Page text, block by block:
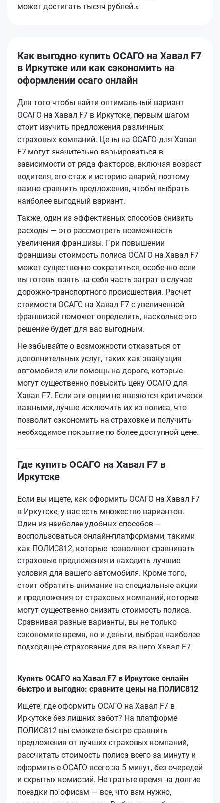
может достигать тысяч рублей.»
Как выгодно купить ОСАГО на Хавал F7
в Иркутске или как сэкономить на
оформлении осаго онлайн
Для того чтобы найти оптимальный вариант
ОСАГО на Хавал F7 в Иркутске, первым шагом
стоит изучить предложения различных
страховых компаний. Цены на ОСАГО для Хавал
F7 могут значительно варьироваться в
зависимости от ряда факторов, включая возраст
водителя, его стаж и историю аварий, поэтому
важно сравнить предложения, чтобы выбрать
наиболее выгодный вариант.
Также, один из эффективных способов снизить
расходы — это рассмотреть возможность
увеличения франшизы. При повышении
франшизы стоимость полиса ОСАГО на Хавал F7
может существенно сократиться, особенно если
вы готовы взять на себя часть затрат в случае
дорожно-транспортного происшествия. Расчет
стоимости ОСАГО на Хавал F7 с увеличенной
франшизой поможет определить, насколько это
решение будет для вас выгодным.
Не забывайте о возможности отказаться от
дополнительных услуг, таких как эвакуация
автомобиля или помощь на дороге, которые
могут существенно повысить цену ОСАГО для
Хавал F7. Если эти опции не являются критически
важными, лучше исключить их из полиса, что
позволит сэкономить на страховке и получить
необходимое покрытие по более доступной цене.
Где купить ОСАГО на Хавал F7 в
Иркутске
Если вы ищете, как оформить ОСАГО на Хавал F7
в Иркутске, у вас есть множество вариантов.
Один из наиболее удобных способов —
воспользоваться онлайн-платформами, такими
как ПОЛИС812, которые позволяют сравнивать
страховые предложения и находить лучшие
условия для вашего автомобиля. Кроме того,
стоит обратить внимание на специальные акции
и предложения от страховых компаний, которые
могут существенно снизить стоимость полиса.
Сравнивая разные варианты, вы не только
сэкономите время, но и деньги, выбрав наиболее
подходящее страхование для вашего Хавал F7.
Купить ОСАГО на Хавал F7 в Иркутске онлайн
быстро и выгодно: сравните цены на ПОЛИС812
Ищете, где оформить ОСАГО на Хавал F7 в
Иркутске без лишних забот? На платформе
ПОЛИС812 вы сможете быстро сравнить
предложения от лучших страховых компаний,
рассчитать стоимость полиса всего за минуту и
оформить е-ОСАГО всего за 5 минут, без очередей
и скрытых комиссий. Не тратьте время на долгие
поездки по офисам — все, что вам нужно,